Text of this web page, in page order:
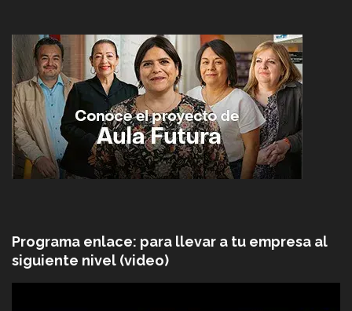
Programa enlace: para llevar a tu empresa al
siguiente nivel (video)